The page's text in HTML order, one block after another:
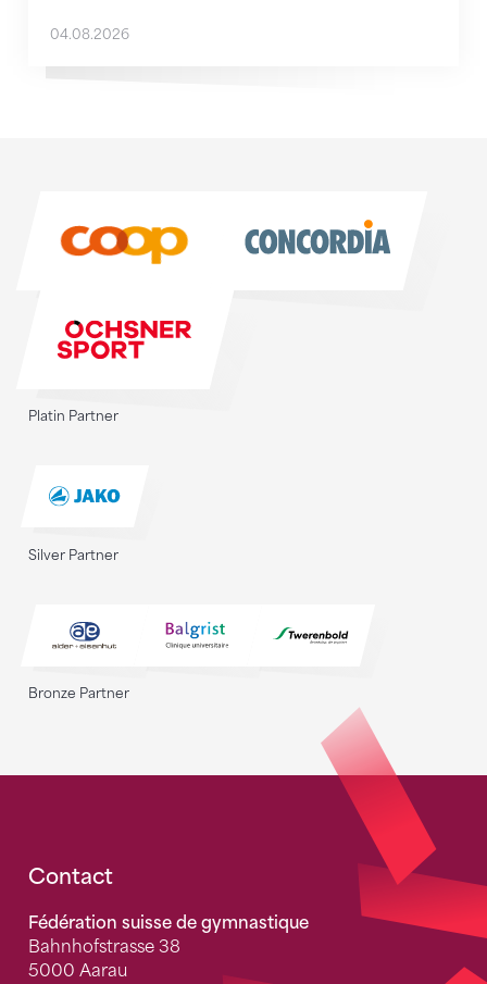
04.08.2026
Platin Partner
Silver Partner
Bronze Partner
Fusszeile
Contact
Fédération suisse de gymnastique
Bahnhofstrasse 38
5000 Aarau